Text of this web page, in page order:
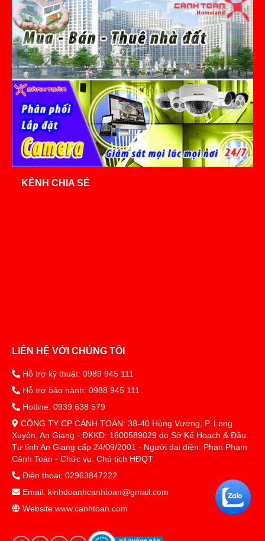
KÊNH CHIA SẺ
LIÊN HỆ VỚI CHÚNG TÔI
Hỗ trợ kỹ thuật: 0989 945 111
Hỗ trợ bảo hành: 0988 945 111
Hotline: 0939 638 579
CÔNG TY CP CẢNH TOÀN: 38-40 Hùng Vương, P. Long
Xuyên, An Giang - ĐKKD: 1600589029 do Sở Kế Hoạch & Đầu
Tư tỉnh An Giang cấp 24/09/2001 - Người đại diện: Phan Phạm
Cảnh Toàn - Chức vụ: Chủ tịch HĐQT
Điện thoại: 02963847222
Email: kinhdoanhcanhtoan@gmail.com
Website:www.canhtoan.com